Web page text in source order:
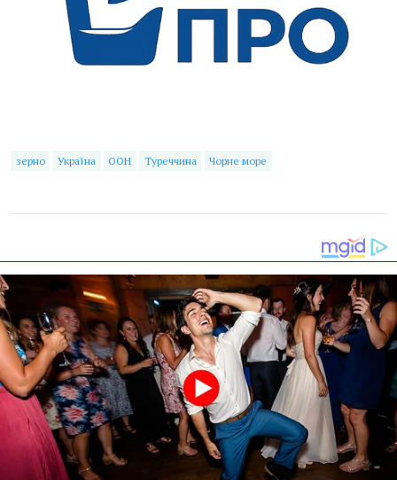
зерно Україна ООН Туреччина Чорне море